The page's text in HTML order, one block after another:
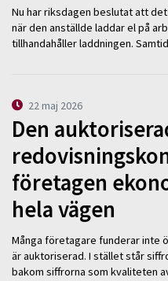
Nu har riksdagen beslutat att
när den anställde laddar el på
tillhandahåller laddningen.
22 maj 2026
Den
företagen
hela vägen
Många företagare funderar inte
är auktoriserad. I stället står
bakom siffrorna som kvaliteten